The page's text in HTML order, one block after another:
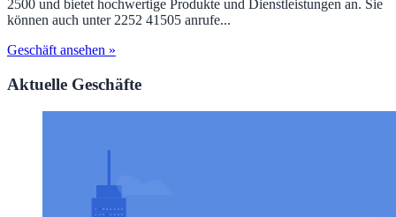
2500 und bietet hochwertige Produkte und Dienstleistungen an. Sie
können auch unter 2252 41505 anrufe...
Geschäft ansehen »
Aktuelle Geschäfte